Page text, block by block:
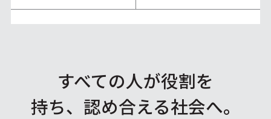
すべての人が役割を
持ち、認め合える社会へ。